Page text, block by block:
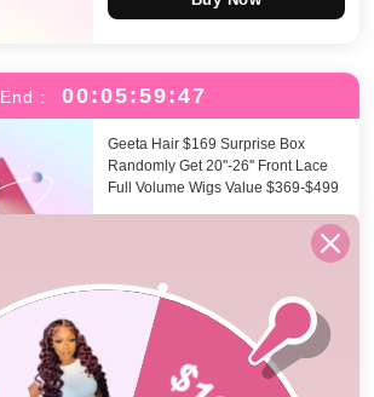
End : 00:05:59:46
Geeta Hair $169 Surprise Box
Randomly Get 20''-26'' Front Lace
Full Volume Wigs Value $369-$499
$169